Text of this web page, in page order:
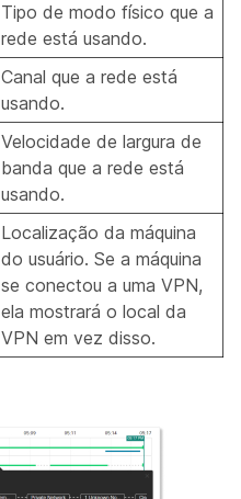
Tipo de modo físico que a
rede está usando.
Canal que a rede está
usando.
Velocidade de largura de
banda que a rede está
usando.
Localização da máquina
do usuário. Se a máquina
se conectou a uma VPN,
ela mostrará o local da
VPN em vez disso.